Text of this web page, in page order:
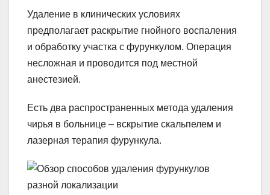
Удаление в клинических условиях
предполагает раскрытие гнойного воспаления
и обработку участка с фурункулом. Операция
несложная и проводится под местной
анестезией.
Есть два распространенных метода удаления
чирья в больнице – вскрытие скальпелем и
лазерная терапия фурункула.